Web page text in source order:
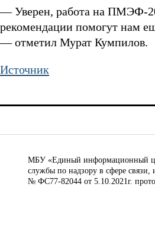
— Уверен, работа на ПМЭФ-
рекомендации помогут нам
— отметил Мурат Кумпилов.
Источник
МБУ «Единый информационный
службы по надзору в сфере
№ ФС77-82044 от 5.10.2021г.